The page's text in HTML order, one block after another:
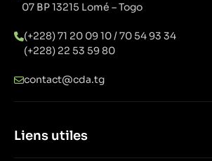
07 BP 13215 Lomé – Togo
(+228) 71 20 09 10 / 70 54 93 34
(+228) 22 53 59 80
contact@cda.tg
Liens utiles